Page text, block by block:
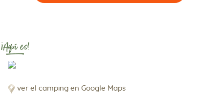
¡Aquí es!
ver el camping en Google Maps